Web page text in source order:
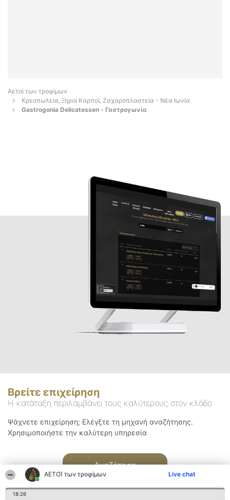
ΑΕΤΟΊ των τροφίμων Live chat
18:26
Αετοί των τροφίμων
Κρεοπωλεία, Ξηροί Καρποί, Ζαχαροπλαστεία - Νέα Ιωνία
Gastrogonia Delicatessen - Γαστρογωνία
Βρείτε επιχείρηση
Η κατάταξη περιλαμβάνει τους καλύτερους στον κλάδο
Ψάχνετε επιχείρηση; Ελέγξτε τη μηχανή αναζήτησης.
Χρησιμοποιήστε την καλύτερη υπηρεσία
Αναζήτηση